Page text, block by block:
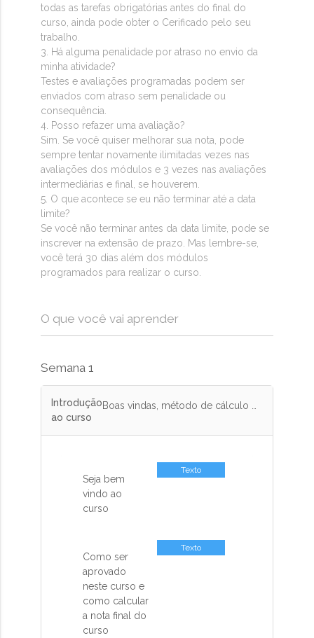
todas as tarefas obrigatórias antes do final do
curso, ainda pode obter o Cerificado pelo seu
trabalho.
3. Há alguma penalidade por atraso no envio da
minha atividade?
Testes e avaliações programadas podem ser
enviados com atraso sem penalidade ou
consequência.
4. Posso refazer uma avaliação?
Sim. Se você quiser melhorar sua nota, pode
sempre tentar novamente ilimitadas vezes nas
avaliações dos módulos e 3 vezes nas avaliações
intermediárias e final, se houverem.
5. O que acontece se eu não terminar até a data
limite?
Se você não terminar antes da data limite, pode se
inscrever na extensão de prazo. Mas lembre-se,
você terá 30 dias além dos módulos
programados para realizar o curso.
O que você vai aprender
Semana 1
Introdução
ao curso
Boas vindas, método de cálculo das notas, programa de estudos e apresentação.
Seja bem
vindo ao
curso
Texto
Como ser
aprovado
neste curso e
como calcular
a nota final do
curso
Texto